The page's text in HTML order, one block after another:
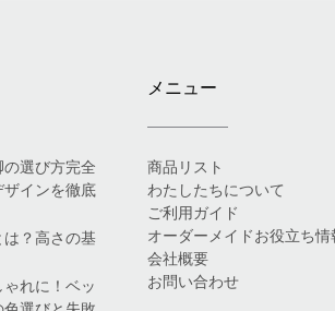
選び方完全
ザインを徹底
は？高さの基
れに！ベッ
メニュー
商品リスト
わたしたちについて
ご利用ガイド
オーダーメイドお役立ち情
会社概要
お問い合わせ